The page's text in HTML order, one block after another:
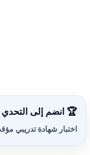
🏆 انضم إلى
اختبار شهادة تدريبي